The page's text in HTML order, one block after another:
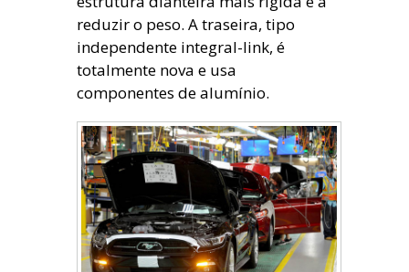
reduzir o peso. A traseira, tipo
independente integral-link, é
totalmente nova e usa
componentes de alumínio.